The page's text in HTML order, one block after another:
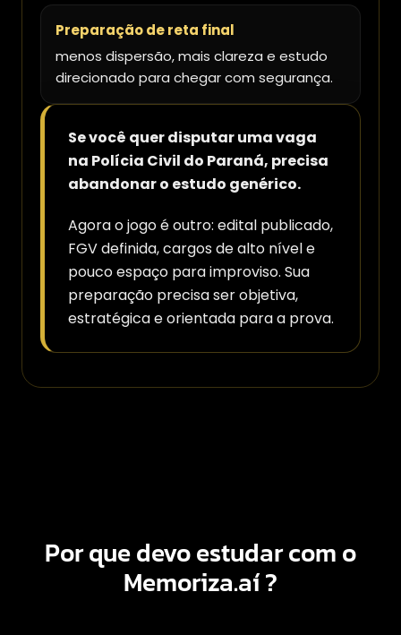
Preparação de reta final
menos dispersão, mais clareza e estudo
direcionado para chegar com segurança.
Se você quer disputar uma vaga
na Polícia Civil do Paraná, precisa
abandonar o estudo genérico.
Agora o jogo é outro: edital publicado,
FGV definida, cargos de alto nível e
pouco espaço para improviso. Sua
preparação precisa ser objetiva,
estratégica e orientada para a prova.
Por que devo estudar com o
Memoriza.aí?